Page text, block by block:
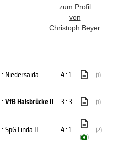
zum Profil
von
Christoph Beyer
: Niedersaida 4 : 1 (1)
:VfB Halsbrücke II 3 : 3 (1)
:SpG Linda II 4 : 1
( )
(2)